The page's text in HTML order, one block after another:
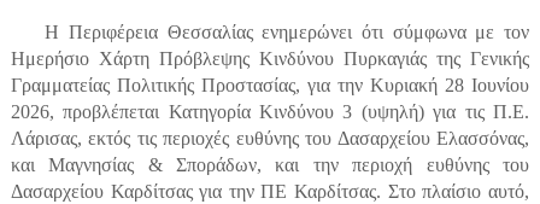
Η Περιφέρεια Θεσσαλίας ενημερώνει ότι σύμφωνα με τον
Ημερήσιο Χάρτη Πρόβλεψης Κινδύνου Πυρκαγιάς της Γενικής
Γραμματείας Πολιτικής Προστασίας, για την Κυριακή 28 Ιουνίου
2026, προβλέπεται Κατηγορία Κινδύνου 3 (υψηλή) για τις Π.Ε.
Λάρισας, εκτός τις περιοχές ευθύνης του Δασαρχείου Ελασσόνας,
και Μαγνησίας & Σποράδων, και την περιοχή ευθύνης του
Δασαρχείου Καρδίτσας για την ΠΕ Καρδίτσας. Στο πλαίσιο αυτό,